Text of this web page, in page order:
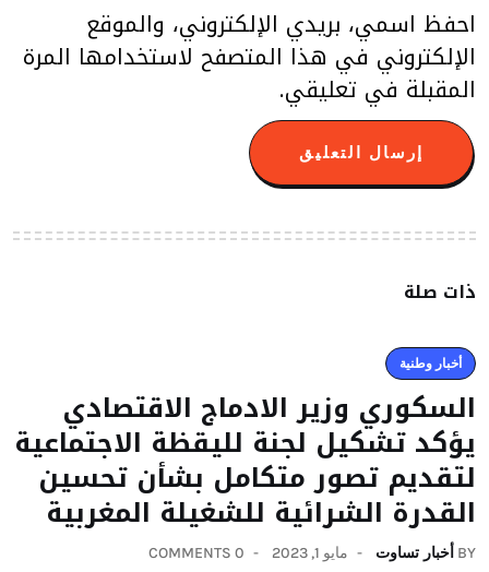
احفظ اسمي، بريدي الإلكتروني، والموقع
الإلكتروني في هذا المتصفح لاستخدامها المرة
المقبلة في تعليقي.
ذات صلة
أخبار وطنية
السكوري وزير الادماج الاقتصادي
يؤكد تشكيل لجنة لليقظة الاجتماعية
لتقديم تصور متكامل بشأن تحسين
القدرة الشرائية للشغيلة المغربية
BY أخبار تساوت مايو 1, 2023 0 COMMENTS